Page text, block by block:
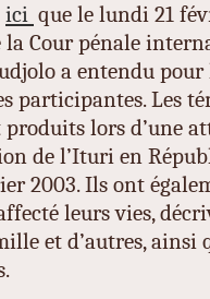
ici que le lundi 21
Cour pénale
a entendu
participantes. Les
lors d’une
de l’Ituri en
2003. Ils ont
leurs vies,
et d’autres, ainsi